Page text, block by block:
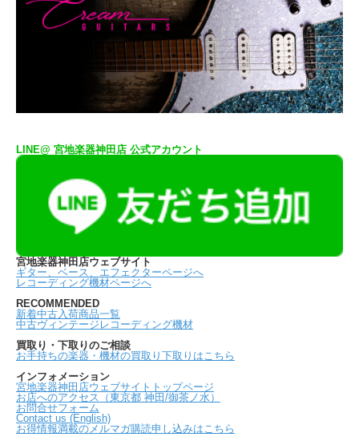
LINE@ 宮地楽器神田店 公式アカウント
宮地楽器神田店ウェブサイト
ギター、ベース、エフェクターページへ
レコーディング機材ページへ
RECOMMENDED
新着中古入荷商品一覧
中古ヴィンテージレコーディング機材
買取り・下取りのご相談
お手持ちの楽器・機材の買取り下取りはこちら
インフォメーション
宮地楽器神田店ウェブサイトトップページ
お店へのアクセス（東京都 神田/御茶ノ水）
お問合せフォーム
Contact us (English)
お得情報満載のメルマガ購読申し込みはこちら